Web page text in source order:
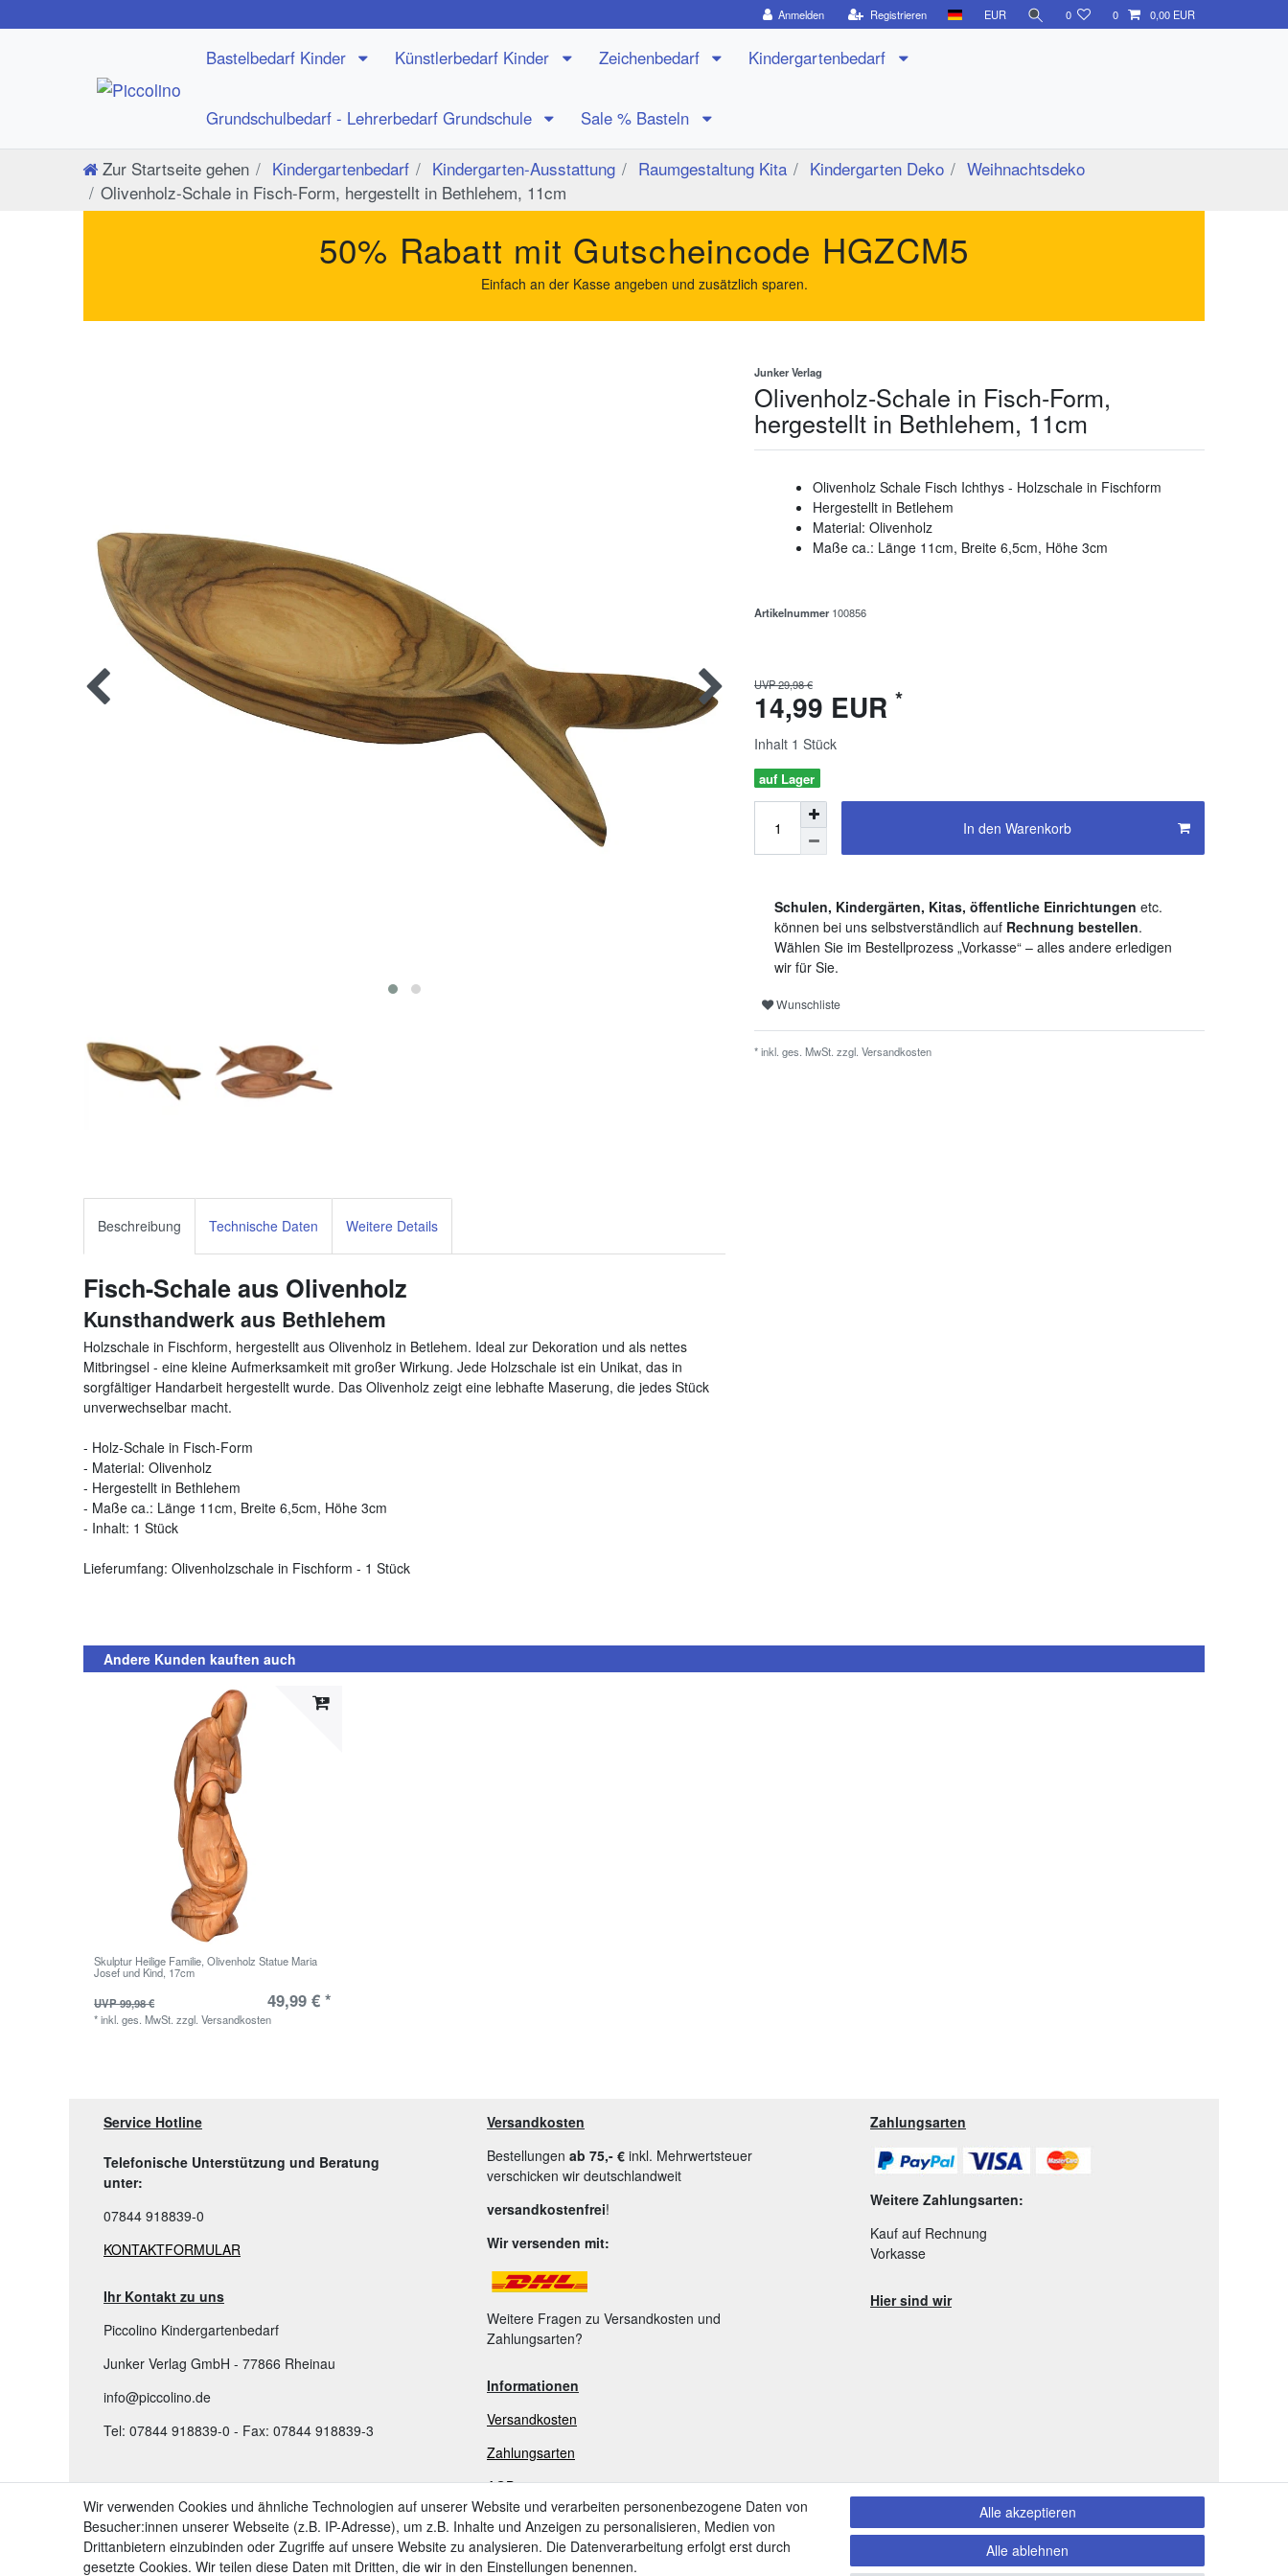
Anmelden Registrieren EUR 0 0 0,00 EUR
Bastelbedarf Kinder Künstlerbedarf Kinder Zeichenbedarf Kindergartenbedarf
Grundschulbedarf - Lehrerbedarf Grundschule Sale % Basteln
Zur Startseite gehen Kindergartenbedarf Kindergarten-Ausstattung Raumgestaltung Kita Kindergarten Deko
Weihnachtsdeko
Olivenholz-Schale in Fisch-Form, hergestellt in Bethlehem, 11cm
50% Rabatt mit Gutscheincode HGZCM5
Einfach an der Kasse angeben und zusätzlich sparen.
Junker Verlag
Olivenholz-Schale in Fisch-Form,
hergestellt in Bethlehem, 11cm
Olivenholz Schale Fisch Ichthys - Holzschale in Fischform
Hergestellt in Betlehem
Material: Olivenholz
Maße ca.: Länge 11cm, Breite 6,5cm, Höhe 3cm
Artikelnummer 100856
UVP 29,98 €
14,99 EUR *
Inhalt 1 Stück
auf Lager
In den Warenkorb
Schulen, Kindergärten, Kitas, öffentliche Einrichtungen etc.
können bei uns selbstverständlich auf Rechnung bestellen.
Wählen Sie im Bestellprozess „Vorkasse“ – alles andere erledigen
wir für Sie.
Wunschliste
* inkl. ges. MwSt. zzgl. Versandkosten
Beschreibung Technische Daten Weitere Details
Fisch-Schale aus Olivenholz
Kunsthandwerk aus Bethlehem
Holzschale in Fischform, hergestellt aus Olivenholz in Betlehem. Ideal zur Dekoration und als nettes
Mitbringsel - eine kleine Aufmerksamkeit mit großer Wirkung. Jede Holzschale ist ein Unikat, das in
sorgfältiger Handarbeit hergestellt wurde. Das Olivenholz zeigt eine lebhafte Maserung, die jedes Stück
unverwechselbar macht.
- Holz-Schale in Fisch-Form
- Material: Olivenholz
- Hergestellt in Bethlehem
- Maße ca.: Länge 11cm, Breite 6,5cm, Höhe 3cm
- Inhalt: 1 Stück
Lieferumfang: Olivenholzschale in Fischform - 1 Stück
Andere Kunden kauften auch
Skulptur Heilige Familie, Olivenholz Statue Maria
Josef und Kind, 17cm
UVP 99,98 €
49,99 € *
*inkl. ges. MwSt. zzgl.Versandkosten
Service Hotline
Telefonische Unterstützung und Beratung
unter:
07844 918839-0
KONTAKTFORMULAR
Ihr Kontakt zu uns
Piccolino Kindergartenbedarf
Junker Verlag GmbH - 77866 Rheinau
info@piccolino.de
Tel: 07844 918839-0 - Fax: 07844 918839-3
TOP KATEGORIEN:
➤ Kindergartenbedarf
➤ Bastelbedarf & Künstlerbedarf Kinder
Versandkosten
Bestellungen ab 75,- € inkl. Mehrwertsteuer
verschicken wir deutschlandweit
versandkostenfrei!
Wir versenden mit:
Weitere Fragen zu Versandkosten und
Zahlungsarten?
Informationen
Versandkosten
Zahlungsarten
AGB
Widerrufsrecht
Vertrag widerrufen
Zahlungsarten
Weitere Zahlungsarten:
Kauf auf Rechnung
Vorkasse
Hier sind wir
Wir verwenden Cookies und ähnliche Technologien auf unserer Website und verarbeiten personenbezogene Daten von
Besucher:innen unserer Webseite (z.B. IP-Adresse), um z.B. Inhalte und Anzeigen zu personalisieren, Medien von
Drittanbietern einzubinden oder Zugriffe auf unsere Website zu analysieren. Die Datenverarbeitung erfolgt erst durch
gesetzte Cookies. Wir teilen diese Daten mit Dritten, die wir in den Einstellungen benennen.
Alle akzeptieren
Alle ablehnen